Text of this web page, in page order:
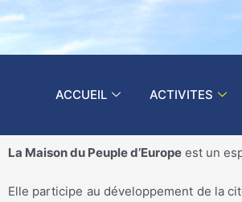
ACCUEIL ACTIVITES
La Maison du Peuple d’Europe est un
Elle participe au développement de la